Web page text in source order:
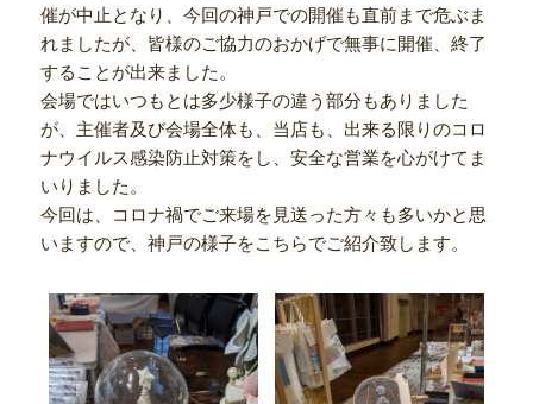
催が中止となり、今回の神戸での開催も直前まで危ぶま
れましたが、皆様のご協力のおかげで無事に開催、終了
することが出来ました。
会場ではいつもとは多少様子の違う部分もありました
が、主催者及び会場全体も、当店も、出来る限りのコロ
ナウイルス感染防止対策をし、安全な営業を心がけてま
いりました。
今回は、コロナ禍でご来場を見送った方々も多いかと思
いますので、神戸の様子をこちらでご紹介致します。